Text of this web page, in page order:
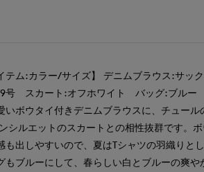
テム:カラー/サイズ】 デニムブラウス:サ
号 スカート:オフホワイト バッグ:ブルー
いボウタイ付きデニムブラウスに、チュー
シルエットのスカートとの相性抜群です。
も出しやすいので、夏はTシャツの羽織りと
もブルーにして、春らしい白とブルーの爽や